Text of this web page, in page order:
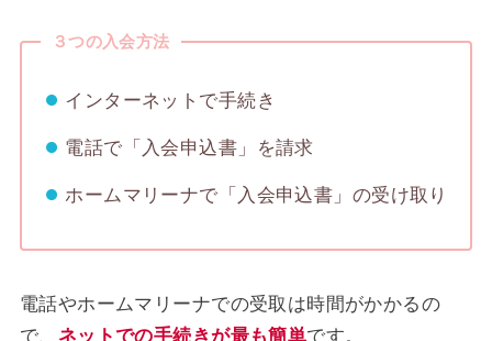
３つの入会方法
インターネットで手続き
電話で「入会申込書」を請求
ホームマリーナで「入会申込書」の受け取り
電話やホームマリーナでの受取は時間がかかるの
で、 ネットでの手続きが最も簡単です。